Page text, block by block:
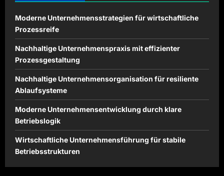
Moderne Unternehmensstrategien für wirtschaftliche
Prozessreife
Nachhaltige Unternehmenspraxis mit effizienter
Prozessgestaltung
Nachhaltige Unternehmensorganisation für resiliente
Ablaufsysteme
Moderne Unternehmensentwicklung durch klare
Betriebslogik
Wirtschaftliche Unternehmensführung für stabile
Betriebsstrukturen